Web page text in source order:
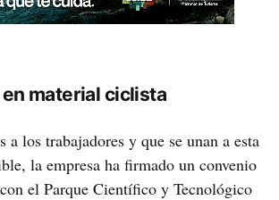
material ciclista
a los trabajadores y que se unan a esta
la empresa ha firmado un convenio
el Parque Científico y Tecnológico